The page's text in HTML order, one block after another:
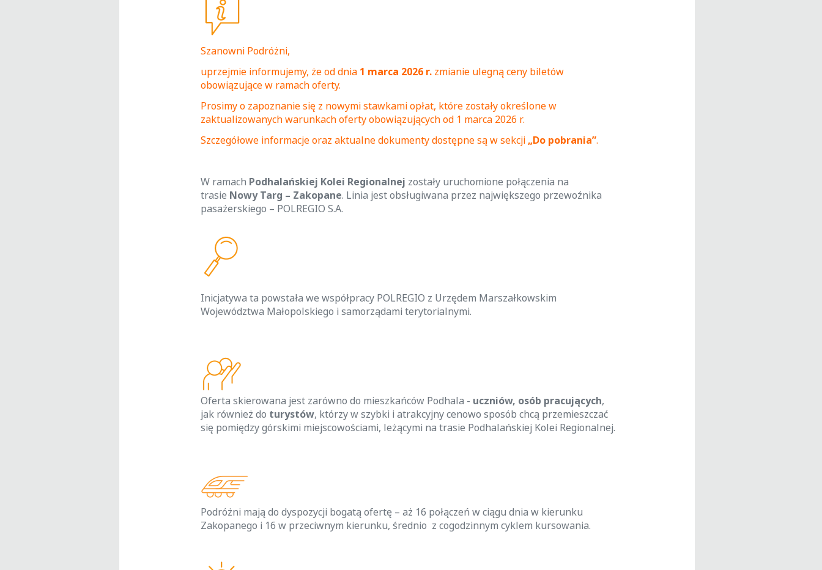
Szanowni Podróżni,
uprzejmie informujemy, że od dnia 1 marca 2026 r.zmianie ulegną ceny biletów
obowiązujące w ramach oferty.
Prosimy o zapoznanie się z nowymi stawkami opłat, które zostały określone w
zaktualizowanych warunkach oferty obowiązujących od 1 marca 2026 r.
Szczegółowe informacje oraz aktualne dokumenty dostępne są w sekcji „Do pobrania”.
W ramach Podhalańskiej Kolei Regionalnej zostałyuruchomione połączenia na
trasie Nowy Targ – Zakopane. Linia jest obsługiwana przez największego przewoźnika
pasażerskiego – POLREGIO S.A.
Inicjatywa ta powstała we współpracy POLREGIO z Urzędem Marszałkowskim
Województwa Małopolskiego i samorządami terytorialnymi.
Oferta skierowana jest zarówno do mieszkańców Podhala - uczniów, osób pracujących,
jak również do turystów, którzy w szybki i atrakcyjny cenowo sposób chcą przemieszczać
się pomiędzy górskimi miejscowościami, leżącymi na trasie Podhalańskiej Kolei Regionalnej.
Podróżni mają do dyspozycji bogatą ofertę – aż 16 połączeń w ciągu dnia w kierunku
Zakopanego i 16 w przeciwnym kierunku, średnio z cogodzinnym cyklem kursowania.